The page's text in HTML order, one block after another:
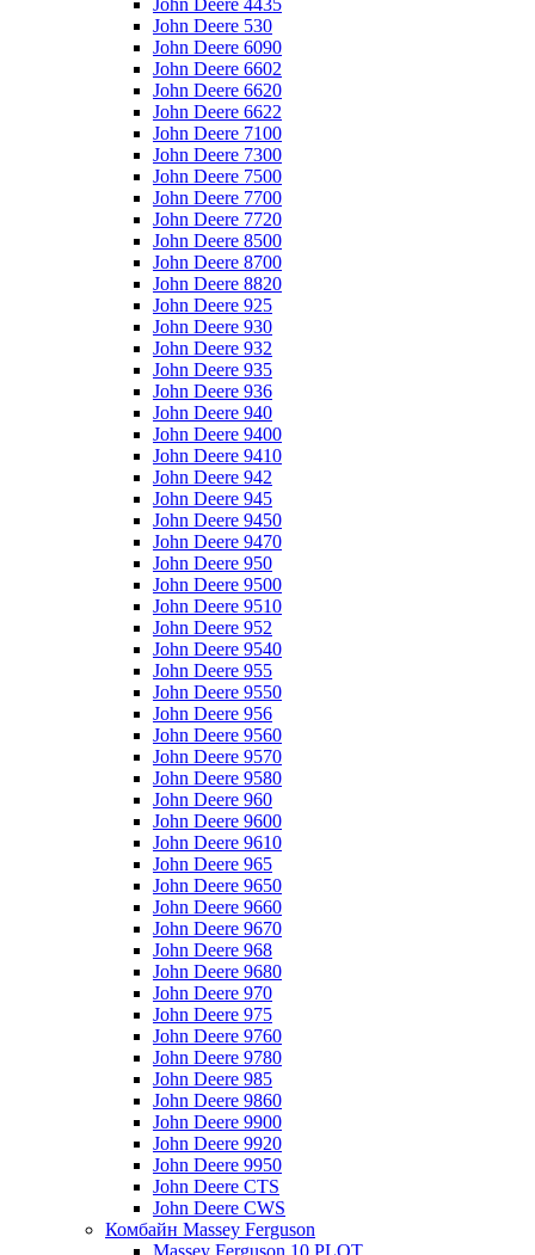
John Deere 4435
John Deere 530
John Deere 6090
John Deere 6602
John Deere 6620
John Deere 6622
John Deere 7100
John Deere 7300
John Deere 7500
John Deere 7700
John Deere 7720
John Deere 8500
John Deere 8700
John Deere 8820
John Deere 925
John Deere 930
John Deere 932
John Deere 935
John Deere 936
John Deere 940
John Deere 9400
John Deere 9410
John Deere 942
John Deere 945
John Deere 9450
John Deere 9470
John Deere 950
John Deere 9500
John Deere 9510
John Deere 952
John Deere 9540
John Deere 955
John Deere 9550
John Deere 956
John Deere 9560
John Deere 9570
John Deere 9580
John Deere 960
John Deere 9600
John Deere 9610
John Deere 965
John Deere 9650
John Deere 9660
John Deere 9670
John Deere 968
John Deere 9680
John Deere 970
John Deere 975
John Deere 9760
John Deere 9780
John Deere 985
John Deere 9860
John Deere 9900
John Deere 9920
John Deere 9950
John Deere CTS
John Deere CWS
Комбайн Massey Ferguson
Massey Ferguson 10 PLOT